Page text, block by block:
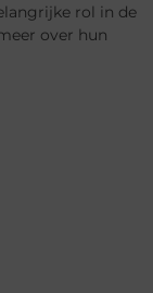
rol in de
over hun